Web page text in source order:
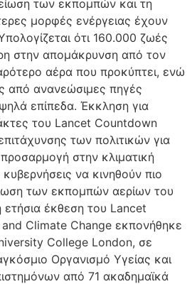
των εκπομπών και τη
μορφές ενέργειας έχουν
ότι 160.000 ζωές
στην απομάκρυνση από τον
αέρα που προκύπτει, ενώ
από ανανεώσιμες πηγές
επίπεδα. Έκκληση για
του Lancet Countdown
των πολιτικών για
στην κλιματική
να κινηθούν πιο
των εκπομπών αερίων του
έκθεση του Lancet
Climate Change εκπονήθηκε
College London, σε
Οργανισμό Υγείας και
από 71 ακαδημαϊκά